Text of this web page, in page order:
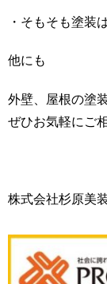
・そもそも塗装
他にも
外壁、屋根の塗
ぜひお気軽にご
株式会社杉原美